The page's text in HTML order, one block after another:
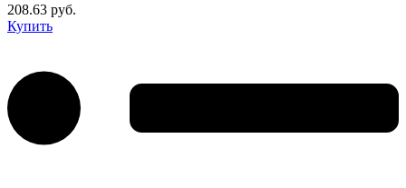
208.63 руб.
Купить